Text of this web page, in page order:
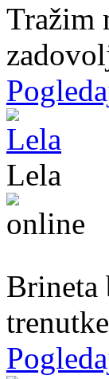
Tražim
Lela
Brineta
trenutke